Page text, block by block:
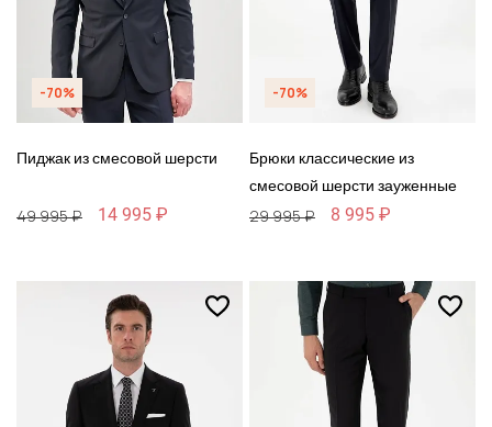
-70%
Пиджак из смесовой шерсти
49 995 ₽ 14 995 ₽
-70%
Брюки классические из
смесовой шерсти зауженные
29 995 ₽ 8 995 ₽